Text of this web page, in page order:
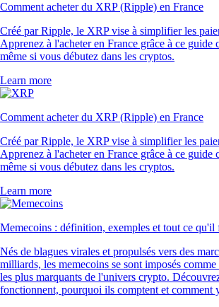
Comment acheter du XRP (Ripple) en France
Créé par Ripple, le XRP vise à simplifier les
Apprenez à l'acheter en France grâce à ce guide
même si vous débutez dans les cryptos.
Learn more
Comment acheter du XRP (Ripple) en France
Créé par Ripple, le XRP vise à simplifier les
Apprenez à l'acheter en France grâce à ce guide
même si vous débutez dans les cryptos.
Learn more
Memecoins : définition, exemples et tout ce qu'il
Nés de blagues virales et propulsés vers des
milliards, les memecoins se sont imposés
les plus marquants de l'univers crypto.
fonctionnent, pourquoi ils comptent et comment